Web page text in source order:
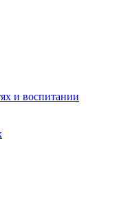
и воспитании